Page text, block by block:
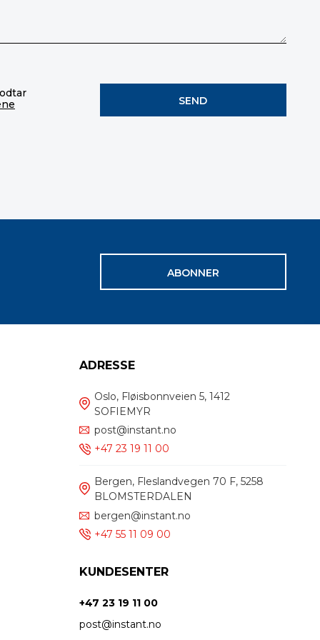
ABONNER
ADRESSE
Oslo, Fløisbonnveien 5, 1412
SOFIEMYR
post@instant.no
+47 23 19 11 00
Bergen, Fleslandvegen 70 F, 5258
BLOMSTERDALEN
bergen@instant.no
+47 55 11 09 00
KUNDESENTER
+47 23 19 11 00
post@instant.no